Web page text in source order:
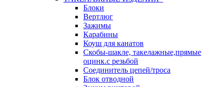
Блоки
Вертлюг
Зажимы
Карабины
Коуш для канатов
Скобы-шакле, такелажные,прямые
оцинк.с резьбой
Соединитель цепей/троса
Блок отводной